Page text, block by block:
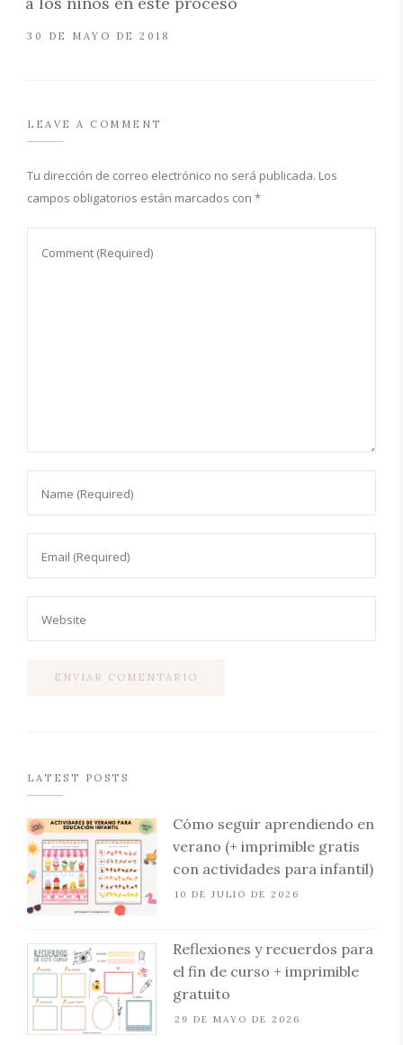
30 DE MAYO DE 2018
LEAVE A COMMENT
Tu dirección de correo electrónico no será publicada. Los
campos obligatorios están marcados con *
LATEST POSTS
Cómo seguir aprendiendo en
verano (+ imprimible gratis
con actividades para infantil)
10 DE JULIO DE 2026
Reflexiones y recuerdos para
el fin de curso + imprimible
gratuito
29 DE MAYO DE 2026